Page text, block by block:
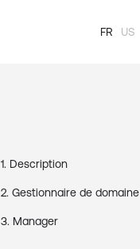
FR US
1. Description
2. Gestionnaire de domaine
3. Manager